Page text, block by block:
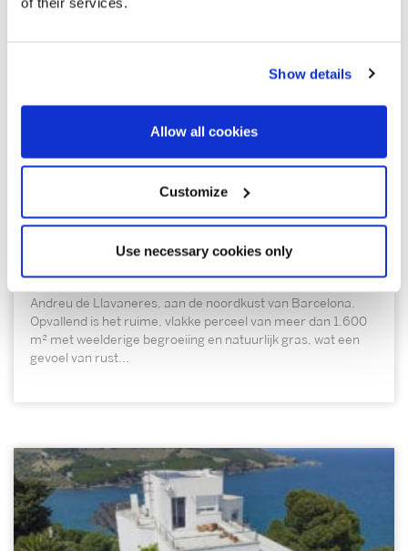
Show details
Allow all cookies
Customize
Use necessary cookies only
Sant Andreu de Llavaneres | 326987
Huis in het centrum van Sant Andreu de
Llavaneres – Kust van Barcelona
Andreu de Llavaneres, aan de noordkust van Barcelona.
Opvallend is het ruime, vlakke perceel van meer dan 1.600
m² met weelderige begroeiing en natuurlijk gras, wat een
gevoel van rust...